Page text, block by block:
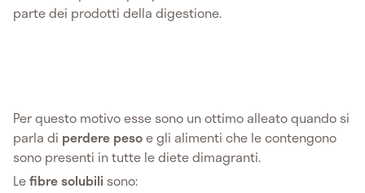
parte dei prodotti della digestione.
Per questo motivo esse sono un ottimo alleato quando si
parla di perdere pesoe gli alimenti che le contengono
sono presenti in tutte le diete dimagranti.
Lefibre solubili sono: